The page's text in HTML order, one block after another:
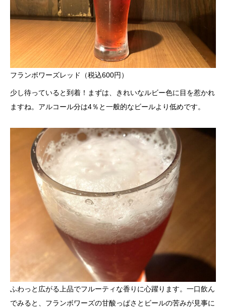
フランボワーズレッド（税込600円）
少し待っていると到着！まずは、きれいなルビー色に目を惹かれ
ますね。アルコール分は4％と一般的なビールより低めです。
ふわっと広がる上品でフルーティな香りに心躍ります。一口飲ん
でみると、フランボワーズの甘酸っぱさとビールの苦みが見事に